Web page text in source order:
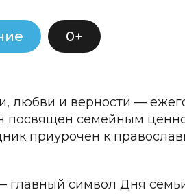
0+
любви и верности —
семейным
приурочен к
символ Дня